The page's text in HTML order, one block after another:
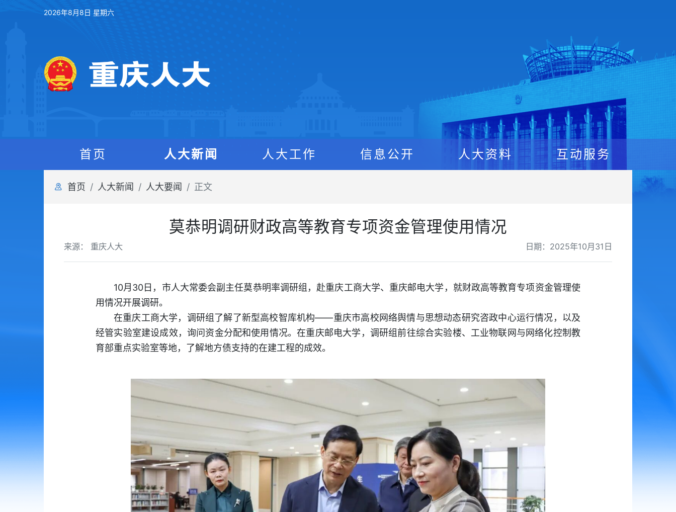
2026年8月8日 星期六
首页 人大新闻 人大工作 信息公开 人大资料 互动服务
首页 人大新闻 人大要闻 正文
莫恭明调研财政高等教育专项资金管理使用情况
日期：2025年10月31日
来源： 重庆人大
10月30日，市人大常委会副主任莫恭明率调研组，赴重庆工商大学、重庆邮电大学，就财政高等教育专项资金管理使
用情况开展调研。
在重庆工商大学，调研组了解了新型高校智库机构——重庆市高校网络舆情与思想动态研究咨政中心运行情况，以及
经管实验室建设成效，询问资金分配和使用情况。在重庆邮电大学，调研组前往综合实验楼、工业物联网与网络化控制教
育部重点实验室等地，了解地方债支持的在建工程的成效。